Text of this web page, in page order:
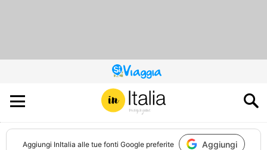
QUESTO
SITO
CONTRIBUISCE
ALL’AUDIENCE
DI
Aggiungi InItalia alle tue fonti Google preferite Aggiungi